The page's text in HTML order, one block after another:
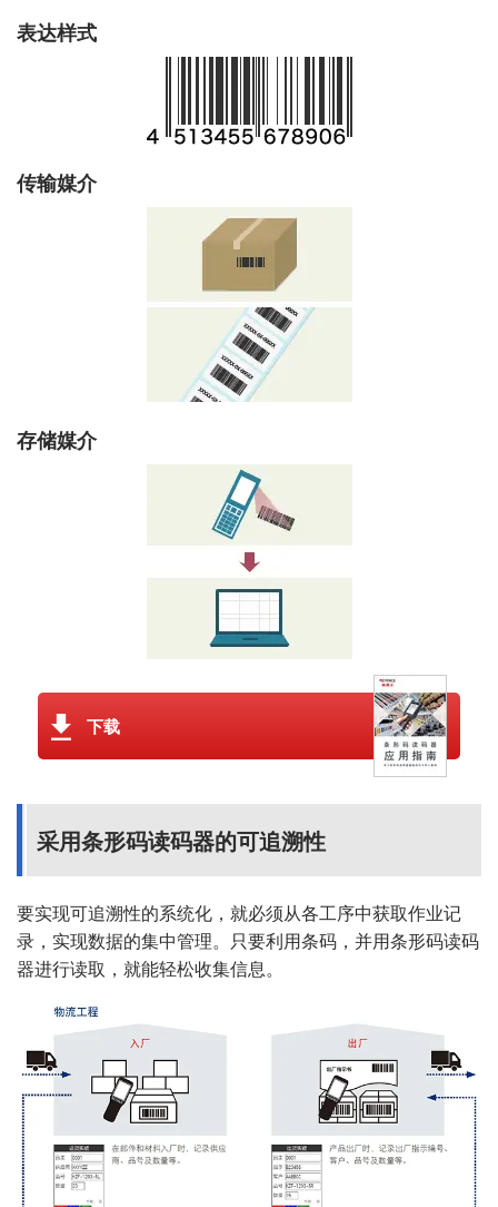
表达样式
传输媒介
存储媒介
下载
采用条形码读码器的可追溯性
要实现可追溯性的系统化，就必须从各工序中获取作业记
录，实现数据的集中管理。只要利用条码，并用条形码读码
器进行读取，就能轻松收集信息。